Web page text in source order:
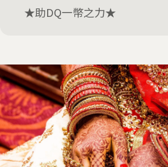
★助DQ一幣之力★